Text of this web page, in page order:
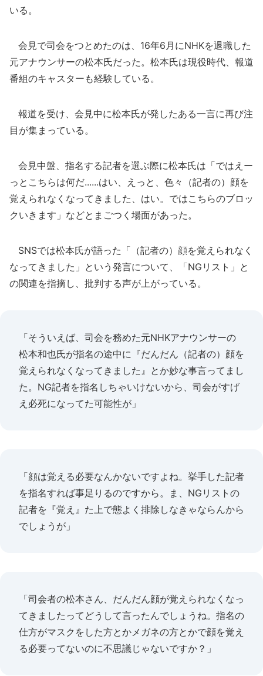
いる。
会見で司会をつとめたのは、16年6月にNHKを退職した
元アナウンサーの松本氏だった。松本氏は現役時代、報道
番組のキャスターも経験している。
報道を受け、会見中に松本氏が発したある一言に再び注
目が集まっている。
会見中盤、指名する記者を選ぶ際に松本氏は「ではえー
っとこちらは何だ......はい、えっと、色々（記者の）顔を
覚えられなくなってきました、はい。ではこちらのブロッ
クいきます」などとまごつく場面があった。
SNSでは松本氏が語った「（記者の）顔を覚えられなく
なってきました」という発言について、「NGリスト」と
の関連を指摘し、批判する声が上がっている。
「そういえば、司会を務めた元NHKアナウンサーの
松本和也氏が指名の途中に『だんだん（記者の）顔を
覚えられなくなってきました』とか妙な事言ってまし
た。NG記者を指名しちゃいけないから、司会がすげ
え必死になってた可能性が」
「顔は覚える必要なんかないですよね。挙手した記者
を指名すれば事足りるのですから。ま、NGリストの
記者を『覚え』た上で態よく排除しなきゃならんから
でしょうが」
「司会者の松本さん、だんだん顔が覚えられなくなっ
てきましたってどうして言ったんでしょうね。指名の
仕方がマスクをした方とかメガネの方とかで顔を覚え
る必要ってないのに不思議じゃないですか？」